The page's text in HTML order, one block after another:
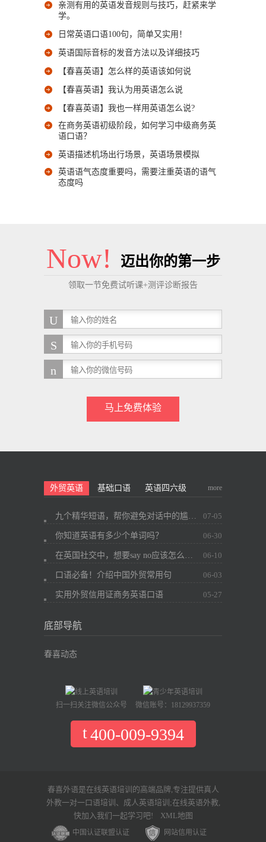
亲测有用的英语发音规则与技巧，赶紧来学
学。
日常英语口语100句，简单又实用！
英语国际音标的发音方法以及详细技巧
【春喜英语】怎么样的英语该如何说
【春喜英语】我认为用英语怎么说
【春喜英语】我也一样用英语怎么说?
在商务英语初级阶段，如何学习中级商务英
语口语？
英语描述机场出行场景，英语场景模拟
英语语气态度重要吗，需要注重英语的语气
态度吗
Now! 迈出你的第一步
领取一节免费试听课+测评诊断报告
马上免费体验
外贸英语 基础口语 英语四六级 more
九个精华短语，帮你避免对话中的尴尬~ 07-05
你知道英语有多少个单词吗？ 06-30
在英国社交中，想要say no应该怎么办？ 06-10
口语必备！介绍中国外贸常用句 06-03
实用外贸信用证商务英语口语 05-27
底部导航
春喜动态
扫一扫关注微信公众号 微信账号：18129937359
400-009-9394
春喜外语是在线英语培训的高端品牌,专注提供真人
外教一对一口语培训、成人英语培训;在线英语外教,
快加入我们一起学习吧! XML地图
中国认证联盟认证 网站信用认证